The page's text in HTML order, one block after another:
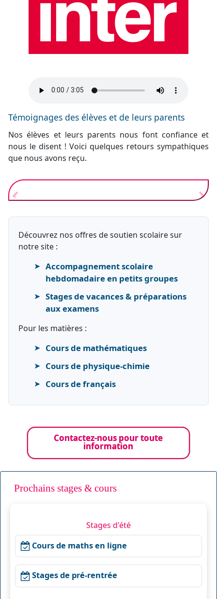
Témoignages des élèves et de leurs parents
Nos élèves et leurs parents nous font confiance et
nous le disent ! Voici quelques retours sympathiques
que nous avons reçu.
Découvrez nos offres de soutien scolaire sur
notre site :
Accompagnement scolaire
hebdomadaire en petits groupes
Stages de vacances & préparations
aux examens
Pour les matières :
Cours de mathématiques
Cours de physique-chimie
Cours de français
Contactez-nous pour toute
information
Prochains stages & cours
Stages d'été
Cours de maths en ligne
Stages de pré-rentrée